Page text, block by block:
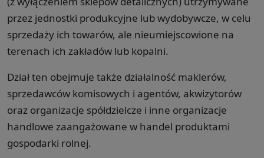
przez jednostki produkcyjne lub wydobywcze, w celu
sprzedaży ich towarów, ale nieumiejscowione na
terenach ich zakładów lub kopalni.
Dział ten obejmuje także działalność maklerów,
sprzedawców komisowych i agentów, akwizytorów
oraz organizacje spółdzielcze i inne organizacje
handlowe zaangażowane w handel produktami
gospodarki rolnej.